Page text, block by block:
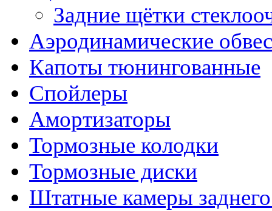
Задние щётки
Аэродинамические
Капоты тюнингованные
Спойлеры
Амортизаторы
Тормозные колодки
Тормозные диски
Штатные камеры